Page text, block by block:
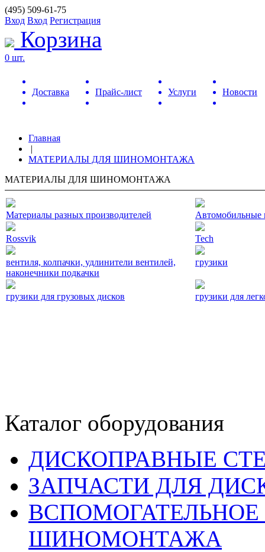
(495) 509-61-75
Вход Вход Регистрация
Корзина
0 шт.
Доставка Прайс-лист Услуги Новости
Главная
|
МАТЕРИАЛЫ ДЛЯ ШИНОМОНТАЖА
МАТЕРИАЛЫ ДЛЯ ШИНОМОНТАЖА
Материалы разных производителей Автомобильные
Rossvik Tech
вентиля, колпачки, удлинители вентилей,
наконечники подкачки
грузики
грузики для грузовых дисков грузики для
Каталог оборудования
ДИСКОПРАВНЫЕ
ЗАПЧАСТИ ДЛЯ
ШИНОМОНТАЖА